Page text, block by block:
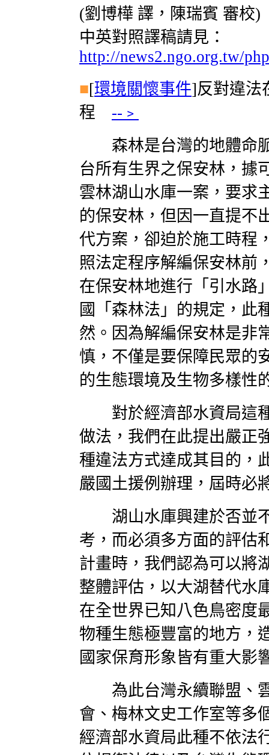
(劉博樺 譯，陳瑞賓 審校)
中英對照譯稿請見：
http://news2.ngo.org.tw/
■[環境關懷事件]反對違法
程
--﹥
森林是台灣的地體命脈
台所有生界之保安林，據
雲林湖山水庫一案，要求
的保安林，但因一直提不
代方案，卻迫於施工時程
照法定程序解編保安林前
在保安林地進行「引水路
國「森林法」的規定，此
然。因為解編保安林是非
慎，不僅是要保障民眾的
的生態環境及生物多樣性
對於經濟部水資局這種
做法，我們在此提出嚴正
種違法方式達成其目的，
嚴國土援例辦理，屆時必
湖山水庫興建於否並不
考，而必須多方面的評估
計畫時，我們認為可以將
整體評估，以大湖替代水
在全世界已知八色鳥密度
物種生態極豐富的地方，
國家保育形象皆有重大影
為此台灣永續聯盟、雲
會、梅林文史工作室等多
經濟部水資局此種不依法